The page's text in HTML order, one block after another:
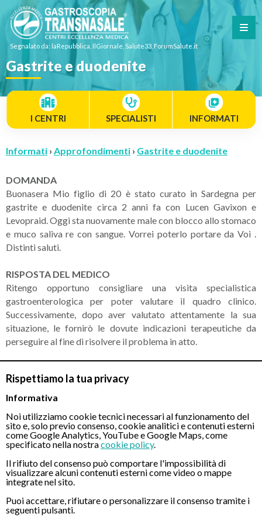
Rispettiamo la tua privacy
Informativa
Noi utilizziamo cookie tecnici necessari al funzionamento del
sito e, solo previo consenso, cookie analitici e contenuti esterni
come Google Analytics, YouTube e Google Maps, come
specificato nella nostracookie policy.
Il rifiuto del consenso può comportare l'impossibilità di
visualizzare alcuni contenuti esterni come video o mappe
integrate nel sito.
Puoi accettare, rifiutare o personalizzare il consenso tramite i
seguenti pulsanti.
Segnalato da: laRepubblica, IlGiornale, Salute33, ForumSalute.it
Gastrite e duodenite
I CENTRI SPECIALISTI INFORMATI
Informati › Approfondimenti › Gastrite e duodenite
DOMANDA
Buonasera Mio figlio di 20 è stato curato in Sardegna per
gastrite e duodenite circa 2 anni fa con Lucen Gavixon e
Levopraid. Oggi sta nuovamente male con blocco allo stomaco
e muco saliva re con sangue. Vorrei poterlo portare da Voi .
Distinti saluti.
RISPOSTA DEL MEDICO
Ritengo opportuno consigliare una visita specialistica
gastroenterologica per poter valutare il quadro clinico.
Successivamente, dopo aver valutato attentamente la sua
situazione, le fornirò le dovute indicazioni terapeutiche da
perseguire al fine di risolvere il problema in atto.
Chiamaci
Servizio disponibile dal Lunedì al Sabato dalle ore 9:00 alle ore 18:00.